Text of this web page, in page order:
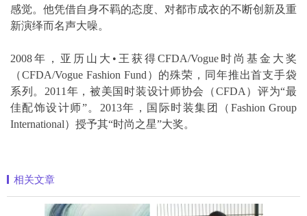
感觉。他凭借自身不羁的态度、对都市成衣的不断创新及重
新演绎而名声大噪。
2008年，亚历山大•王获得CFDA/Vogue时尚基金大奖
（CFDA/Vogue Fashion Fund）的殊荣，同年推出首支手袋
系列。2011年，被美国时装设计师协会（CFDA）评为“最
佳配饰设计师”。2013年，国际时装集团（Fashion Group
International）授予其“时尚之星”大奖。
相关文章